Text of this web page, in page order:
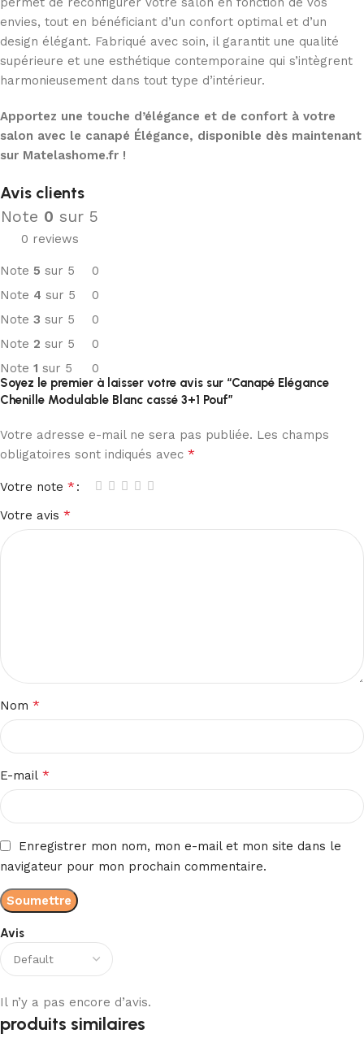
envies, tout en bénéficiant d’un confort optimal et d’un
design élégant. Fabriqué avec soin, il garantit une qualité
supérieure et une esthétique contemporaine qui s’intègrent
harmonieusement dans tout type d’intérieur.
Apportez une touche d’élégance et de confort à votre
salon avec le canapé Élégance, disponible dès maintenant
sur Matelashome.fr !
Avis clients
Note 0 sur 5
0 reviews
Note 5 sur 5
0
Note 4 sur 5
0
Note 3 sur 5
0
Note 2 sur 5
0
Note 1 sur 5 0
Avis
Il n’y a pas encore d’avis.
Soyez le premier à laisser votre avis sur “Canapé Elégance
Chenille Modulable Blanc cassé 3+1 Pouf”
Votre adresse e-mail ne sera pas publiée. Les champs
obligatoires sont indiqués avec *
Votre note *
Votre avis *
Nom *
E-mail *
Enregistrer mon nom, mon e-mail et mon site dans le
navigateur pour mon prochain commentaire.
produits similaires